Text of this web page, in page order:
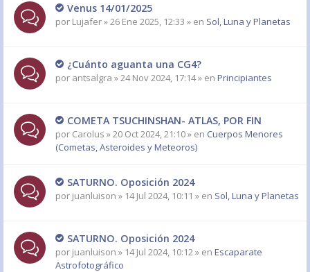
Venus 14/01/2025
por Lujafer» 26 Ene 2025, 12:33 » en Sol, Luna y Planetas
¿Cuánto aguanta una CG4?
por antsalgra » 24 Nov 2024, 17:14 » en Principiantes
COMETA TSUCHINSHAN- ATLAS, POR FIN
por Carolus » 20 Oct 2024, 21:10 » en Cuerpos Menores
(Cometas, Asteroides y Meteoros)
SATURNO. Oposición 2024
por juanluison » 14 Jul 2024, 10:11 » en Sol, Luna y Planetas
SATURNO. Oposición 2024
por juanluison » 14 Jul 2024, 10:12 » en Escaparate
Astrofotográfico